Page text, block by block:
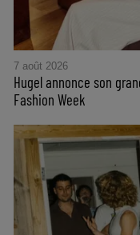
7 août 2026
Hugel annonce son
Fashion Week